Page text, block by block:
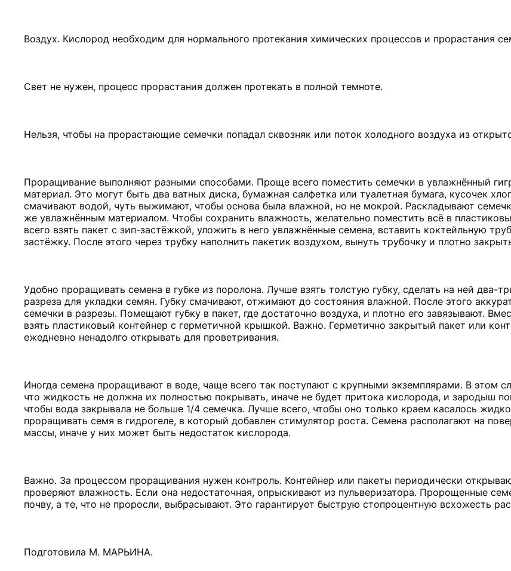
Воздух. Кислород необходим для нормального протекания химических процессов и прорастания
Свет не нужен, процесс прорастания должен протекать в полной темноте.
Нельзя, чтобы на прорастающие семечки попадал сквозняк или поток холодного воздуха из
Проращивание выполняют разными способами. Проще всего поместить семечки в увлажнённый
материал. Это могут быть два ватных диска, бумажная салфетка или туалетная бумага, кусочек
смачивают водой, чуть выжимают, чтобы основа была влажной, но не мокрой. Раскладывают
же увлажнённым материалом. Чтобы сохранить влажность, желательно поместить всё в
всего взять пакет с зип-застёжкой, уложить в него увлажнённые семена, вставить коктейльную
застёжку. После этого через трубку наполнить пакетик воздухом, вынуть трубочку и плотно
Удобно проращивать семена в губке из поролона. Лучше взять толстую губку, сделать на ней два-
разреза для укладки семян. Губку смачивают, отжимают до состояния влажной. После этого
семечки в разрезы. Помещают губку в пакет, где достаточно воздуха, и плотно его завязывают.
взять пластиковый контейнер с герметичной крышкой. Важно. Герметично закрытый пакет или
ежедневно ненадолго открывать для проветривания.
Иногда семена проращивают в воде, чаще всего так поступают с крупными экземплярами. В этом
что жидкость не должна их полностью покрывать, иначе не будет притока кислорода, и зародыш
чтобы вода закрывала не больше 1/4 семечка. Лучше всего, чтобы оно только краем касалось
проращивать семя в гидрогеле, в который добавлен стимулятор роста. Семена располагают на
массы, иначе у них может быть недостаток кислорода.
Важно. За процессом проращивания нужен контроль. Контейнер или пакеты периодически
проверяют влажность. Если она недостаточная, опрыскивают из пульверизатора. Пророщенные
почву, а те, что не проросли, выбрасывают. Это гарантирует быструю стопроцентную всхожесть
Подготовила М. МАРЬИНА.